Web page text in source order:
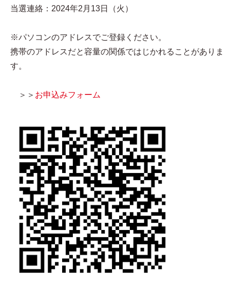
当選連絡：2024年2月13日（火）
※パソコンのアドレスでご登録ください。
携帯のアドレスだと容量の関係ではじかれることがありま
す。
＞＞ お申込みフォーム